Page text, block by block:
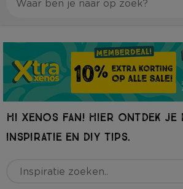
HI XENOS FAN! HIER ONTDEK JE
INSPIRATIE EN DIY TIPS.